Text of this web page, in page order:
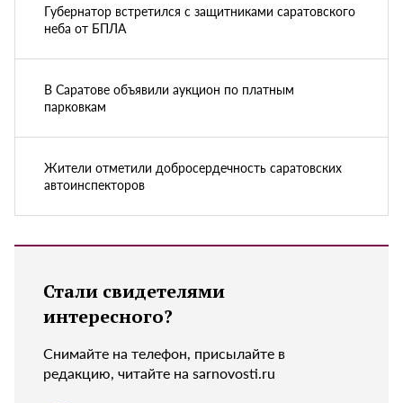
Губернатор встретился с защитниками саратовского
неба от БПЛА
В Саратове объявили аукцион по платным
парковкам
Жители отметили добросердечность саратовских
автоинспекторов
Стали свидетелями
интересного?
Снимайте на телефон, присылайте в
редакцию, читайте на sarnovosti.ru